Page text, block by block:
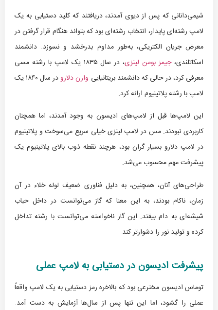
شیمی‌دانانی که پس از دیوی آمدند، دریافتند که کلید دستیابی به یک
لامپ رشته‌ای پایدار، انتخاب رشته‌ای بود که بتواند هنگام قرار گرفتن در
معرض جریان الکتریکی، به‌طور مداوم بدرخشد و نسوزد. دانشمند
اسکاتلندی،جیمز بومن لینزی
، در سال ۱۸۳۵ یک لامپ با رشته مسی
معرفی کرد، در حالی که دانشمند بریتانیایی وارن دلارو
در سال ۱۸۴۰ یک
لامپ با رشته پلاتینیوم ارائه کرد.
این لامپ‌ها قبل از لامپ‌های ادیسون به وجود آمدند، اما همچنان
کاربردی نبودند. مس در لامپ لینزی خیلی سریع می‌سوخت و پلاتینیوم
در لامپ دلارو بسیار گران بود، هرچند نقطه ذوب بالای پلاتینیوم یک
پیشرفت مهم محسوب می‌شد.
طراحی‌های آنان، همچنین، به دلیل فناوری ضعیف لوله خلاء در آن
زمان، ناکام بودند، به این معنا که گاز می‌توانست در داخل حباب
شیشه‌ای به دام بیفتد. این گاز ناخواسته می‌توانست با رشته تداخل
کرده و تولید نور را دشوارتر کند.
پیشرفت ادیسون در دستیابی به لامپ عملی
توماس ادیسون مخترعی بود که بالاخره رمز دستیابی به یک لامپ واقعاً
عملی را گشود، اما این تنها پس از سال‌ها آزمایش به دست آمد.